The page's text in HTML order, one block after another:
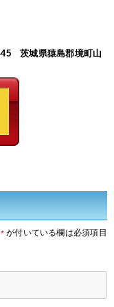
茨城県猿島郡境町山
*が付いている欄は必須項目